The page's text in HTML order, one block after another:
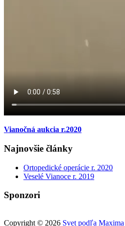
Vianočná aukcia r.2020
Najnovšie články
Ortopedické operácie r. 2020
Veselé Vianoce r. 2019
Sponzori
Copyright © 2026 Svet podľa Maxima